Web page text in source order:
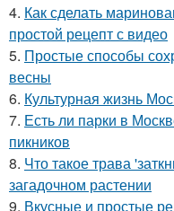
4. Как сделать
простой рецепт с видео
5. Простые способы
весны
6. Культурная жизнь
7. Есть ли парки в
пикников
8. Что такое трава
загадочном растении
9. Вкусные и простые